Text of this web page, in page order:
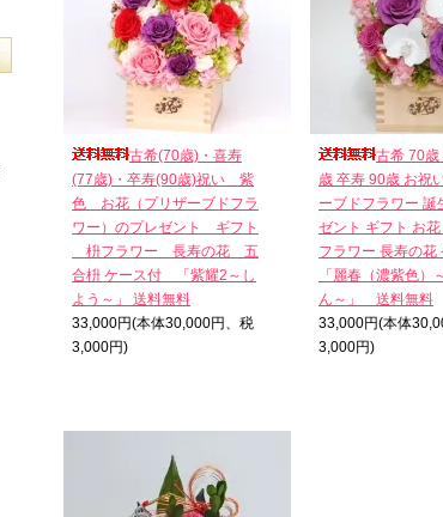
古希(70歳)・喜寿
(77歳)・卒寿(90歳)祝い＿紫
色 お花（プリザーブドフラ
ワー）のプレゼント ギフト
枡フラワー 長寿の花 五
合枡 ケース付 「紫耀2～し
よう～」 送料無料
33,000円(本体30,000円、税
3,000円)
古希 70歳
歳 卒寿 90歳 お祝
ーブドフラワー 誕
ゼント ギフト お
フラワー 長寿の花
「麗春（濃紫色）
ん～」 送料無料
33,000円(本体
3,000円)